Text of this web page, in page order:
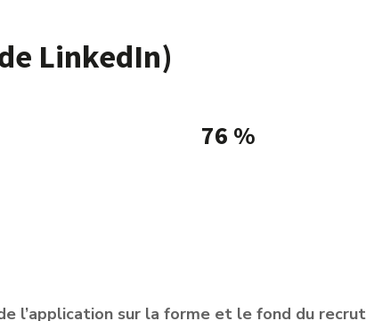
LinkedIn)
76 %
l’application sur la forme et le fond du